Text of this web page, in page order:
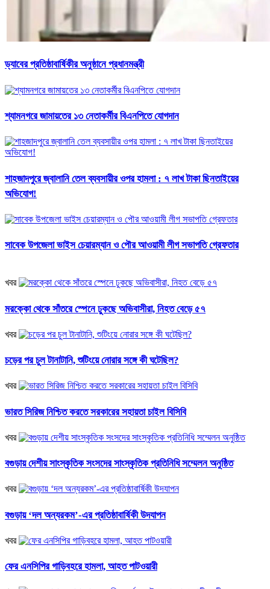
ড্যাবের প্রতিষ্ঠাবার্ষিকীর অনুষ্ঠানে প্রধানমন্ত্রী
শ্যামনগরে জামায়তের ১৩ নেতাকর্মীর বিএনপিতে যোগদান
শাহজাদপুরে জ্বালানি তেল ব্যবসায়ীর ওপর হামলা : ৭ লাখ টাকা ছিনতাইয়ের
অভিযোগ!
সাবেক উপজেলা ভাইস চেয়ারম্যান ও পৌর আওয়ামী লীগ সভাপতি গ্রেফতার
খবর
মরক্কো থেকে সাঁতরে স্পেনে ঢুকছে অভিবাসীরা, নিহত বেড়ে ৫৭
খবর
চড়ের পর চুল টানাটানি, শুটিংয়ে নোরার সঙ্গে কী ঘটেছিল?
খবর
ভারত সিরিজ নিশ্চিত করতে সরকারের সহায়তা চাইল বিসিবি
খবর
বগুড়ায় দেশীয় সাংস্কৃতিক সংসদের সাংস্কৃতিক প্রতিনিধি সম্মেলন অনুষ্ঠিত
খবর
বগুড়ায় ‘দল অন্যরকম’-এর প্রতিষ্ঠাবার্ষিকী উদযাপন
খবর
ফের এনসিপির গাড়িবহরে হামলা, আহত পাটওয়ারী